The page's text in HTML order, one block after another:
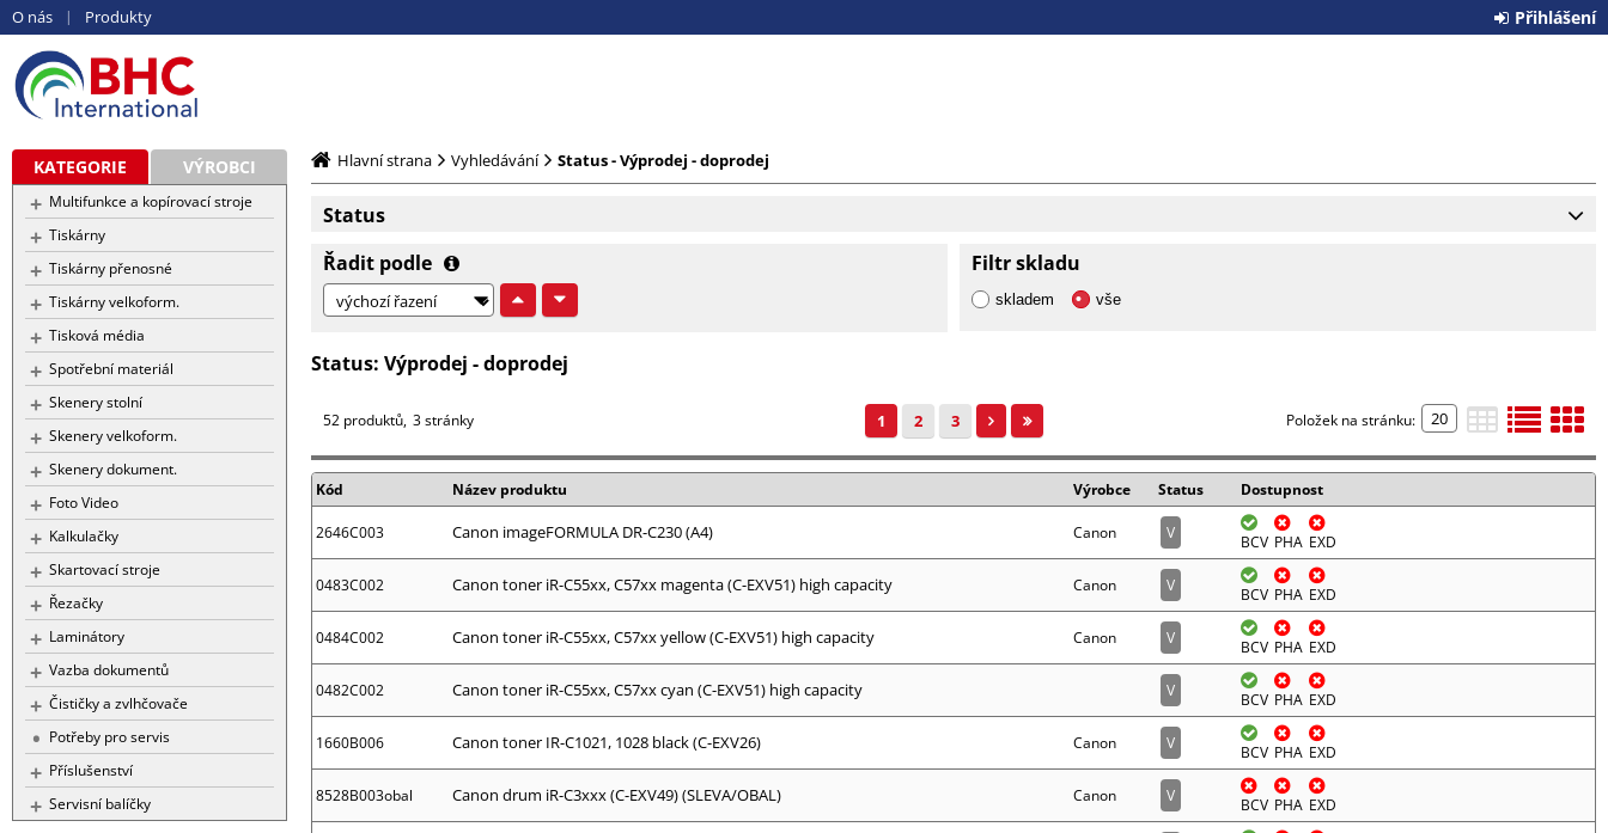
O nás Produkty Přihlášení
KATEGORIE VÝROBCI
Multifunkce a kopírovací stroje
Tiskárny
Tiskárny přenosné
Tiskárny velkoform.
Tisková média
Spotřební materiál
Skenery stolní
Skenery velkoform.
Skenery dokument.
Foto Video
Kalkulačky
Skartovací stroje
Řezačky
Laminátory
Vazba dokumentů
Čističky a zvlhčovače
Potřeby pro servis
Příslušenství
Servisní balíčky
Hlavní strana Vyhledávání Status - Výprodej - doprodej
Status
Řadit podle
Filtr skladu
skladem vše
Status: Výprodej - doprodej
52 produktů 3 stránky 1 2 3 Položek na stránku:
Kód Název produktu Výrobce Status Dostupnost
2646C003 Canon imageFORMULA DR-C230 (A4) Canon V BCV PHA EXD
0483C002 Canon toner iR-C55xx, C57xx magenta (C-EXV51) high capacity Canon V BCV PHA EXD
0484C002 Canon toner iR-C55xx, C57xx yellow (C-EXV51) high capacity Canon V BCV PHA EXD
0482C002 Canon toner iR-C55xx, C57xx cyan (C-EXV51) high capacity V BCV PHA EXD
1660B006 Canon toner IR-C1021, 1028 black (C-EXV26) Canon V BCV PHA EXD
8528B003obal Canon drum iR-C3xxx (C-EXV49) (SLEVA/OBAL) Canon V BCV PHA EXD